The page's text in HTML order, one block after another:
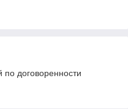
по договоренности